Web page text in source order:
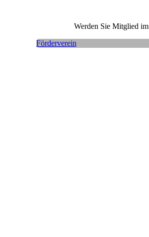
Werden Sie Mitglied im
Förderverein